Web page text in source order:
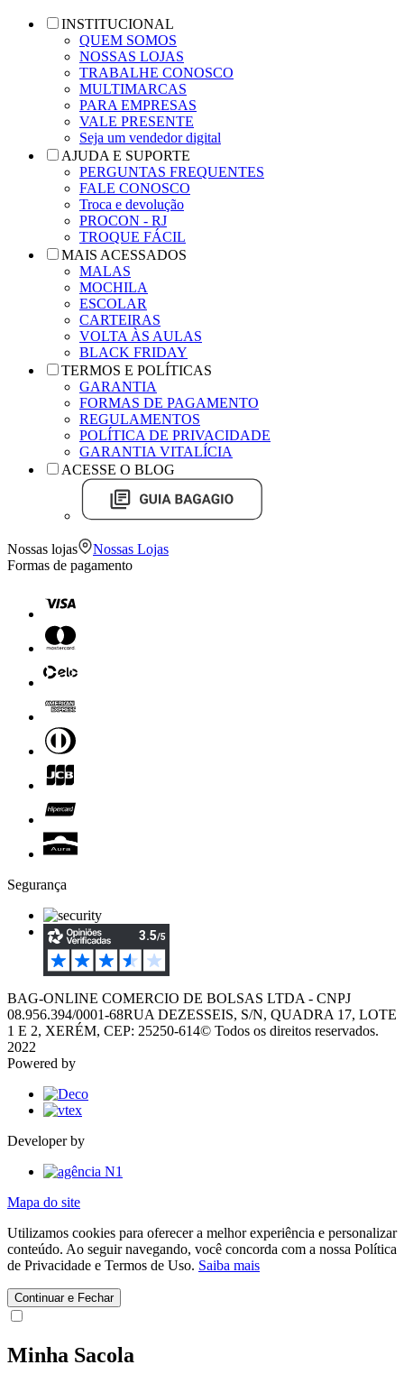
INSTITUCIONAL
QUEM SOMOS
NOSSAS LOJAS
TRABALHE CONOSCO
MULTIMARCAS
PARA EMPRESAS
VALE PRESENTE
Seja um vendedor digital
AJUDA E SUPORTE
PERGUNTAS FREQUENTES
FALE CONOSCO
Troca e devolução
PROCON - RJ
TROQUE FÁCIL
MAIS ACESSADOS
MALAS
MOCHILA
ESCOLAR
CARTEIRAS
VOLTA ÀS AULAS
BLACK FRIDAY
TERMOS E POLÍTICAS
GARANTIA
FORMAS DE PAGAMENTO
REGULAMENTOS
POLÍTICA DE PRIVACIDADE
GARANTIA VITALÍCIA
ACESSE O BLOG
Nossas lojas
Nossas Lojas
Formas de pagamento
Segurança
BAG-ONLINE COMERCIO DE BOLSAS LTDA - CNPJ
08.956.394/0001-68RUA DEZESSEIS, S/N, QUADRA 17, LOTE
1 E 2, XERÉM, CEP: 25250-614© Todos os direitos reservados.
2022
Powered by
Developer by
Mapa do site
Utilizamos cookies para oferecer a melhor experiência e personalizar
conteúdo. Ao seguir navegando, você concorda com a nossa Política
de Privacidade e Termos de Uso. Saiba mais
Continuar e Fechar
Minha Sacola